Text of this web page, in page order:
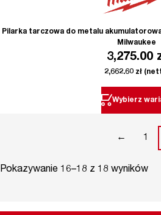
Pilarka tarczowa do metalu
Milwaukee
3,275.00
2,662.60 zł
Wybierz
← 1
Pokazywanie 16–18 z 18 wyników